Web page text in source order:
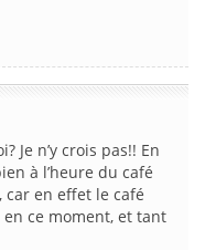
Je n’y crois pas!! En
à l’heure du café
car en effet le café
ce moment, et tant